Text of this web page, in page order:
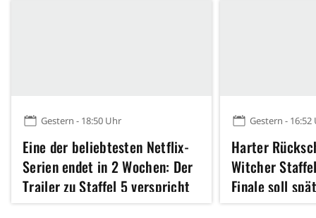
Gestern - 18:50 Uhr
Eine der beliebtesten Netflix-
Serien endet in 2 Wochen: Der
Trailer zu Staffel 5 verspricht
ein episches Finale
Gestern - 16:52
Harter
Witcher
Finale soll
starten als